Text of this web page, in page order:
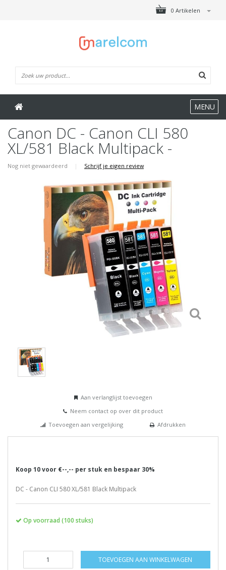
0 Artikelen
MENU
Canon DC - Canon CLI 580
XL/581 Black Multipack -
Nog niet gewaardeerd | Schrijf je eigen review
Aan verlanglijst toevoegen
Neem contact op over dit product
Toevoegen aan vergelijking
Afdrukken
Koop 10 voor €--,-- per stuk en bespaar 30%
DC - Canon CLI 580 XL/581 Black Multipack
Op voorraad (100 stuks)
TOEVOEGEN AAN WINKELWAGEN